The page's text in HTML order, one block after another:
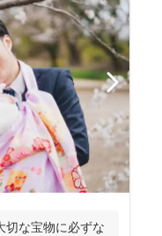
切な宝物に必ずな